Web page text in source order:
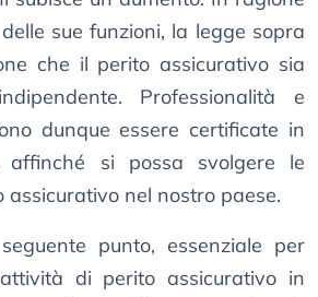
sue funzioni, la legge sopra
che il perito assicurativo sia
Professionalità e
dunque essere certificate in
affinché si possa svolgere le
assicurativo nel nostro paese.
punto, essenziale per
di perito assicurativo in